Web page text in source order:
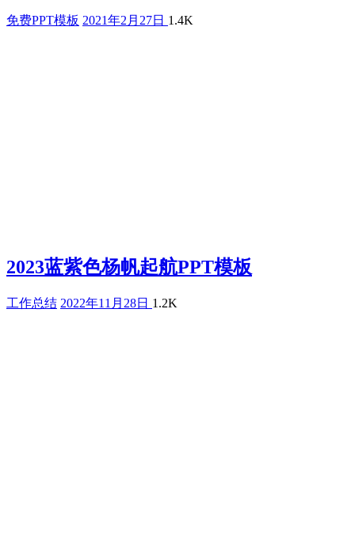
免费PPT模板 2021年2月27日 1.4K
2023蓝紫色杨帆起航PPT模板
工作总结 2022年11月28日 1.2K